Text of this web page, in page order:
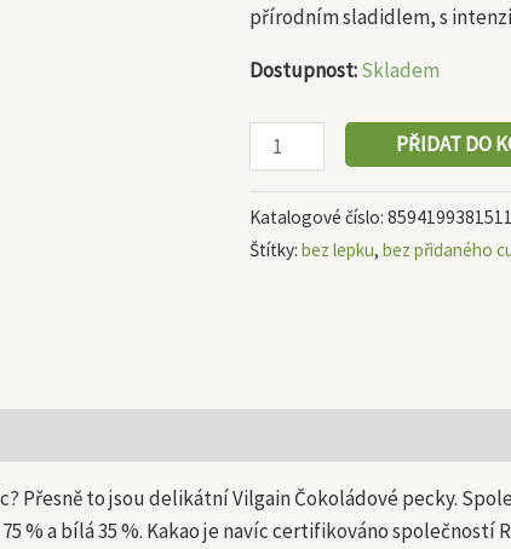
přírodním sladidlem, s
Dostupnost:Skladem
množství
PŘIDAT DO
Katalogové číslo: 8594199381511
Štítky: bez lepku, bez přidaného
Přesně to jsou delikátní Vilgain Čokoládové pecky.
% a bílá 35 %. Kakao je navíc certifikováno společností